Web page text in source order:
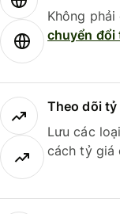
Không phải
chuyển đổi
Theo dõi
Lưu các
cách tỷ giá